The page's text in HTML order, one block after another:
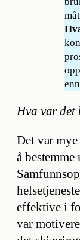
Hva var det
Det var
å
effektive i
var